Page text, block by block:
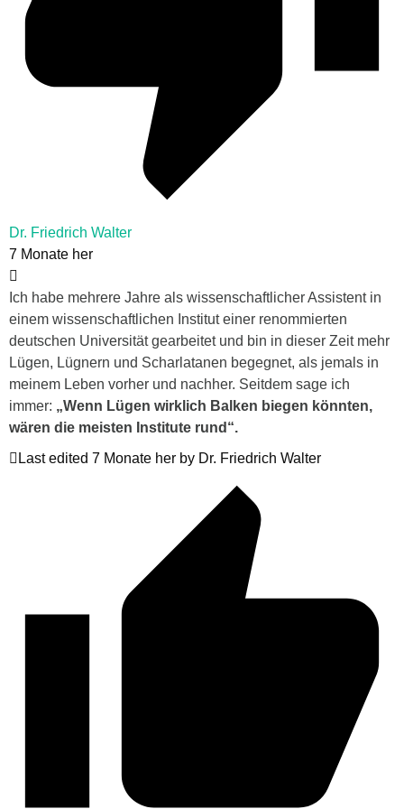
Dr. Friedrich Walter
7 Monate her
Ich habe mehrere Jahre als wissenschaftlicher Assistent in
einem wissenschaftlichen Institut einer renommierten
deutschen Universität gearbeitet und bin in dieser Zeit mehr
Lügen, Lügnern und Scharlatanen begegnet, als jemals in
meinem Leben vorher und nachher. Seitdem sage ich
immer: „Wenn Lügen wirklich Balken biegen könnten,
wären die meisten Institute rund“.
Last edited 7 Monate her by Dr. Friedrich Walter